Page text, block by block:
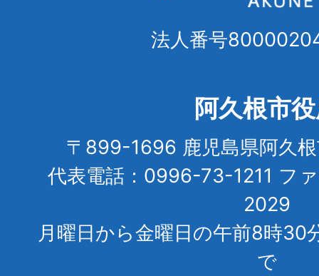
法人番号
阿久根市
〒899-1696 鹿児島県阿久
代表電話：0996-73-1211 フ
2029
月曜日から金曜日の午前8時30
で